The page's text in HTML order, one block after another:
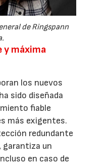
de Ringspann
y máxima
los nuevos
sido diseñada
fiable
más exigentes.
redundante
un
en caso de